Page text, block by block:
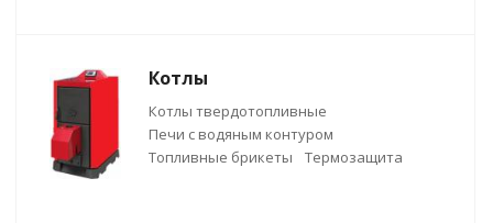
Котлы
Котлы твердотопливные
Печи с водяным контуром
Топливные брикеты
Термозащита